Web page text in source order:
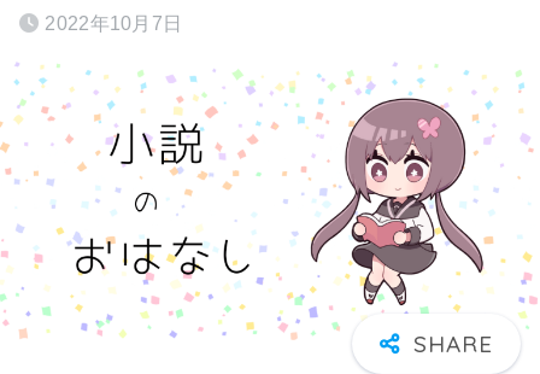
2022年10月7日